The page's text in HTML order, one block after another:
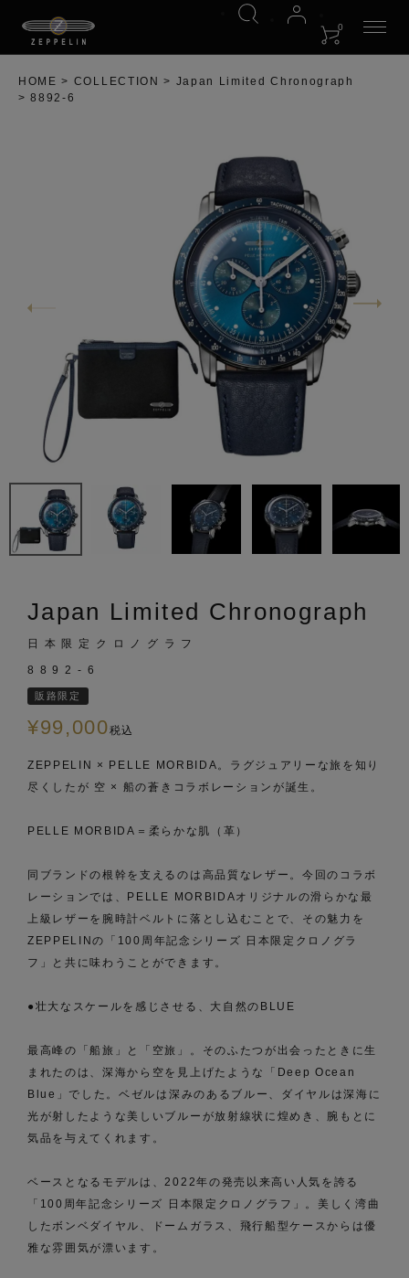
0
HOME COLLECTION
Japan Limited Chronograph
8892-6
Japan Limited Chronograph
日本限定クロノグラフ
8892-6
販路限定
¥99,000税込
ZEPPELIN × PELLE MORBIDA。ラグジュアリーな旅を知り
尽くしたが 空 × 船の蒼きコラボレーションが誕生。
PELLE MORBIDA＝柔らかな肌（革）
同ブランドの根幹を支えるのは高品質なレザー。今回のコラボ
レーションでは、PELLE MORBIDAオリジナルの滑らかな最
上級レザーを腕時計ベルトに落とし込むことで、その魅力を
ZEPPELINの「100周年記念シリーズ 日本限定クロノグラ
フ」と共に味わうことができます。
●壮大なスケールを感じさせる、大自然のBLUE
最高峰の「船旅」と「空旅」。そのふたつが出会ったときに生
まれたのは、深海から空を見上げたような「Deep Ocean
Blue」でした。ベゼルは深みのあるブルー、ダイヤルは深海に
光が射したような美しいブルーが放射線状に煌めき、腕もとに
気品を与えてくれます。
ベースとなるモデルは、2022年の発売以来高い人気を誇る
「100周年記念シリーズ 日本限定クロノグラフ」。美しく湾曲
したボンベダイヤル、ドームガラス、飛行船型ケースからは優
雅な雰囲気が漂います。